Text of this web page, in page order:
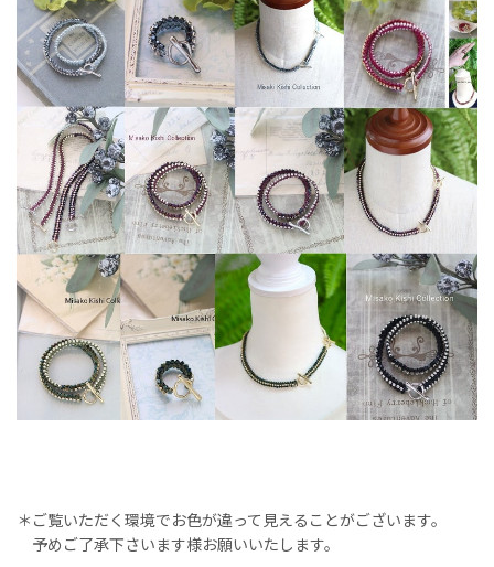
＊ご覧いただく環境でお色が違って見えることがございます。
予めご了承下さいます様お願いいたします。